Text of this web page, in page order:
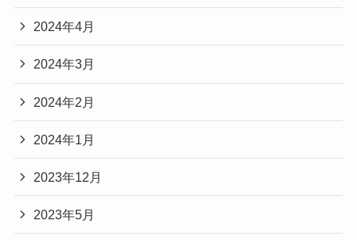
2024年4月
2024年3月
2024年2月
2024年1月
2023年12月
2023年5月